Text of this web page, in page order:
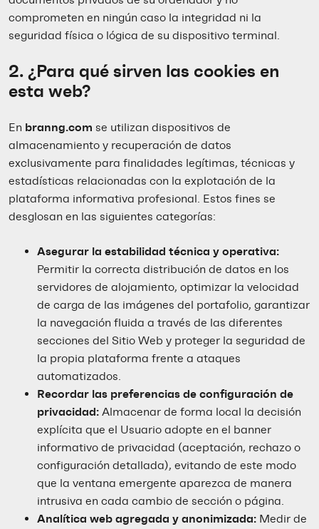
comprometen en ningún caso la integridad ni la
seguridad física o lógica de su dispositivo terminal.
2. ¿Para qué sirven las cookies en
esta web?
En branng.com se utilizan dispositivos de
almacenamiento y recuperación de datos
exclusivamente para finalidades legítimas, técnicas y
estadísticas relacionadas con la explotación de la
plataforma informativa profesional. Estos fines se
desglosan en las siguientes categorías:
Asegurar la estabilidad técnica y operativa:
Permitir la correcta distribución de datos en los
servidores de alojamiento, optimizar la velocidad
de carga de las imágenes del portafolio, garantizar
la navegación fluida a través de las diferentes
secciones del Sitio Web y proteger la seguridad de
la propia plataforma frente a ataques
automatizados.
Recordar las preferencias de configuración de
privacidad: Almacenar de forma local la decisión
explícita que el Usuario adopte en el banner
informativo de privacidad (aceptación, rechazo o
configuración detallada), evitando de este modo
que la ventana emergente aparezca de manera
intrusiva en cada cambio de sección o página.
Analítica web agregada y anonimizada: Medir de